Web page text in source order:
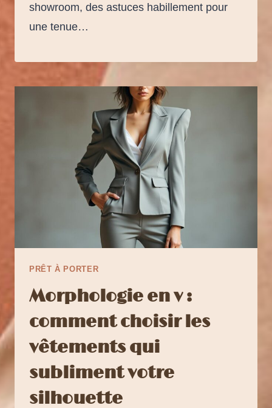
showroom, des astuces habillement pour
une tenue…
PRÊT À PORTER
Morphologie en v :
comment choisir les
vêtements qui
subliment votre
silhouette